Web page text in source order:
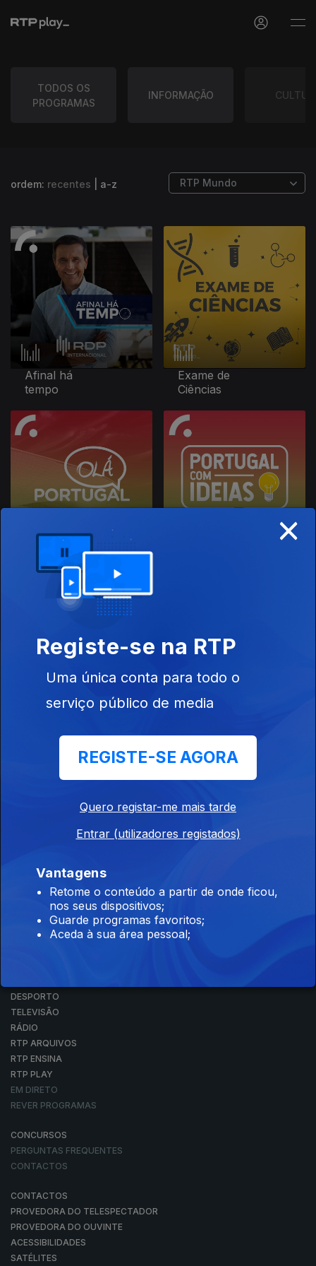
TODOS OS
PROGRAMAS
INFORMAÇÃO
ordem: recentes a-z
Afinal há
tempo
Exame de
Ciências
Portugal
Instale a aplicação
Disponível para iOS, Android, Apple TV, Android TV e
CarPlay
DESPORTO
TELEVISÃO
RÁDIO
RTP ARQUIVOS
RTP ENSINA
RTP PLAY
EM DIRETO
REVER PROGRAMAS
CONCURSOS
PERGUNTAS FREQUENTES
CONTACTOS
CONTACTOS
PROVEDORA DO TELESPECTADOR
PROVEDORA DO OUVINTE
ACESSIBILIDADES
SATÉLITES
×
Registe-se na RTP
Uma única conta para todo o
serviço público de media
REGISTE-SE AGORA
Quero registar-me mais tarde
Entrar (utilizadores registados)
Vantagens
Retome o conteúdo a partir de onde ficou,
nos seus dispositivos;
Guarde programas favoritos;
Aceda à sua área pessoal;